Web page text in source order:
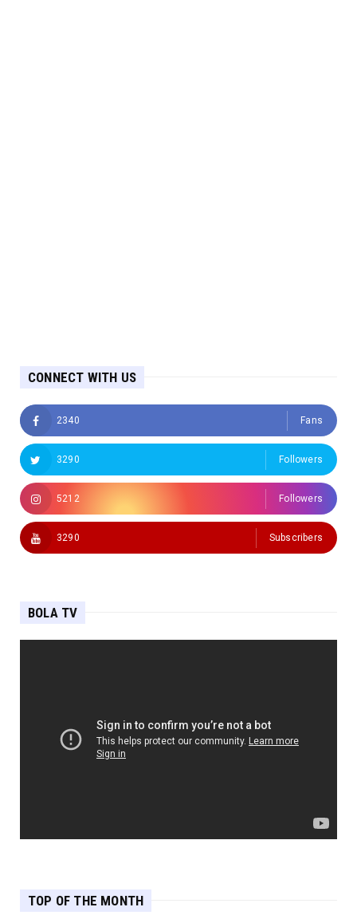
CONNECT WITH US
2340 Fans
3290 Followers
5212 Followers
3290 Subscribers
BOLA TV
TOP OF THE MONTH